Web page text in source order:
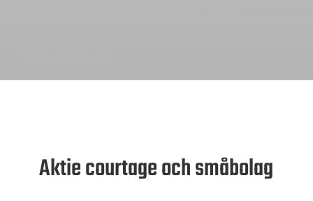
Aktie courtage och småbolag